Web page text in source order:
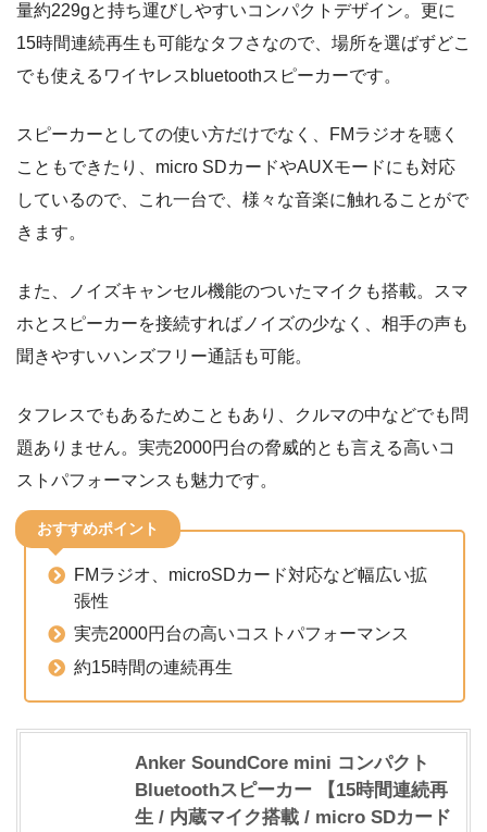
量約229gと持ち運びしやすいコンパクトデザイン。更に
15時間連続再生も可能なタフさなので、場所を選ばずどこ
でも使えるワイヤレスbluetoothスピーカーです。
スピーカーとしての使い方だけでなく、FMラジオを聴く
こともできたり、micro SDカードやAUXモードにも対応
しているので、これ一台で、様々な音楽に触れることがで
きます。
また、ノイズキャンセル機能のついたマイクも搭載。スマ
ホとスピーカーを接続すればノイズの少なく、相手の声も
聞きやすいハンズフリー通話も可能。
タフレスでもあるためこともあり、クルマの中などでも問
題ありません。実売2000円台の脅威的とも言える高いコ
ストパフォーマンスも魅力です。
おすすめポイント
FMラジオ、microSDカード対応など幅広い拡
張性
実売2000円台の高いコストパフォーマンス
約15時間の連続再生
Anker SoundCore mini コンパクト
Bluetoothスピーカー 【15時間連続再
生 / 内蔵マイク搭載 / micro SDカード